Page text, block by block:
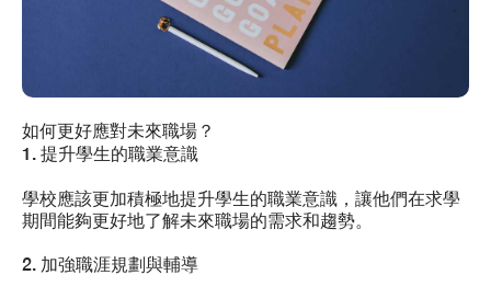
如何更好應對未來職場？
1. 提升學生的職業意識
學校應該更加積極地提升學生的職業意識，讓他們在求學
期間能夠更好地了解未來職場的需求和趨勢。
2. 加強職涯規劃與輔導